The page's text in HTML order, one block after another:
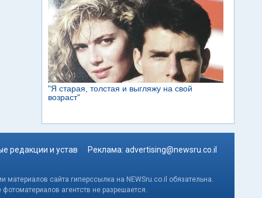
редакции и устав Реклама: advertising@newsru.co.il
сайта гиперссылка на NEWSru.co.il обязательна.
агентств не разрешается.